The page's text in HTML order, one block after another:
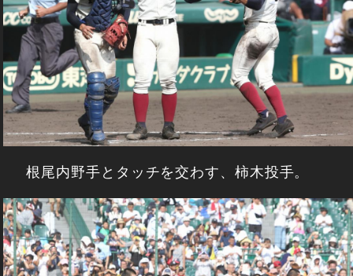
根尾内野手とタッチを交わす、柿木投手。